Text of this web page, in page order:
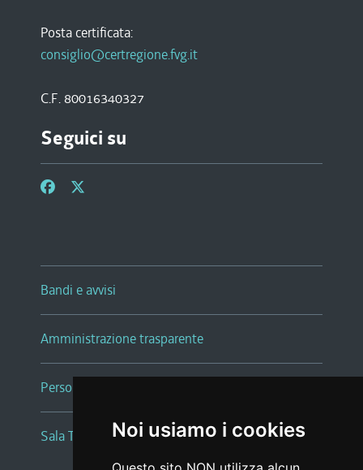
Noi usiamo i cookies
Posta certificata:
consiglio@certregione.fvg.it
C.F. 80016340327
Seguici su
Bandi e avvisi
Amministrazione trasparente
Persone e Uffici
Sala Tiziano Tessitori